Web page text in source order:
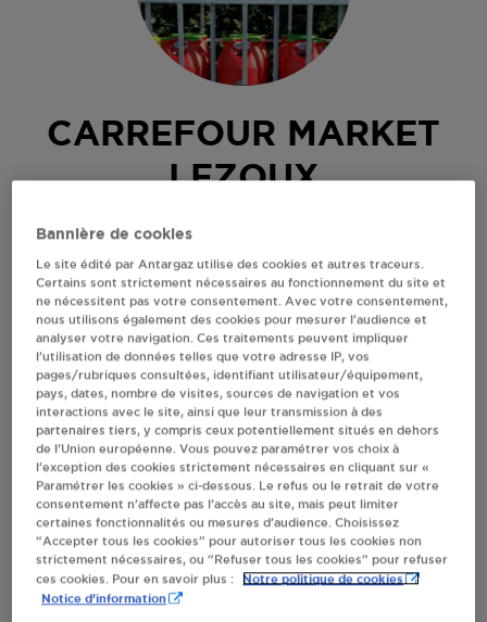
CARREFOUR MARKET
LEZOUX
RUE G. CLEMENCEAU
Revendeur de bouteilles de gaz
S'Y RENDRE
AFFICHER LE TÉLÉPHONE
RECEVOIR LES COORDONNÉES DU REVENDEUR
En cliquant sur « S’y rendre », j’autorise le traitement
d’informations (dont mon adresse IP) et leur transfert hors UE
par Google Maps afin d’afficher la carte.
En savoir plus
Bannière de cookies
Le site édité par Antargaz utilise des cookies et autres traceurs.
Certains sont strictement nécessaires au fonctionnement du site et
ne nécessitent pas votre consentement. Avec votre consentement,
nous utilisons également des cookies pour mesurer l’audience et
analyser votre navigation. Ces traitements peuvent impliquer
l’utilisation de données telles que votre adresse IP, vos
pages/rubriques consultées, identifiant utilisateur/équipement,
pays, dates, nombre de visites, sources de navigation et vos
interactions avec le site, ainsi que leur transmission à des
partenaires tiers, y compris ceux potentiellement situés en dehors
de l’Union européenne. Vous pouvez paramétrer vos choix à
l’exception des cookies strictement nécessaires en cliquant sur «
Paramétrer les cookies » ci-dessous. Le refus ou le retrait de votre
consentement n’affecte pas l’accès au site, mais peut limiter
certaines fonctionnalités ou mesures d’audience. Choisissez
“Accepter tous les cookies” pour autoriser tous les cookies non
strictement nécessaires, ou “Refuser tous les cookies” pour refuser
ces cookies. Pour en savoir plus :
Notre politique de cookies
Notice d'information